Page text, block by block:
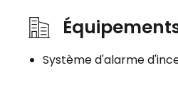
Système d'alarme